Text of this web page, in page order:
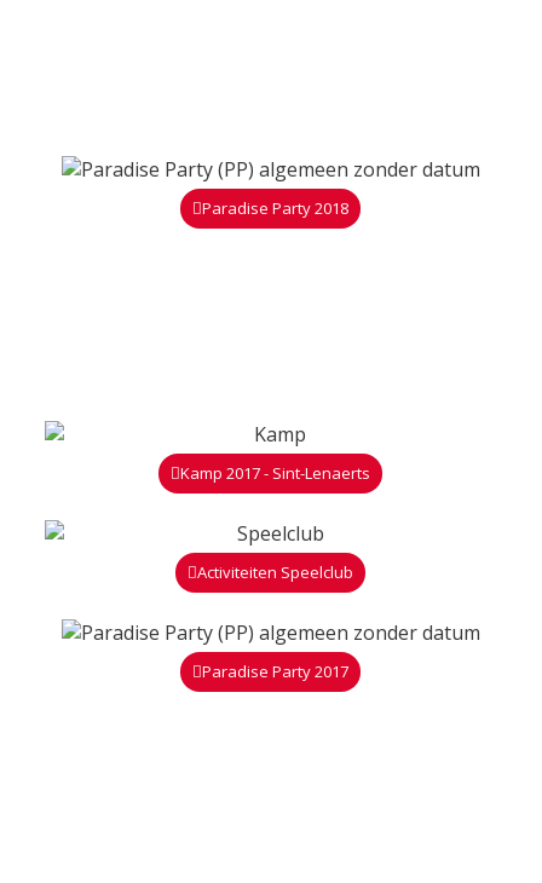
Paradise Party 2018
Kamp 2017 - Sint-Lenaerts
Activiteiten Speelclub
Paradise Party 2017